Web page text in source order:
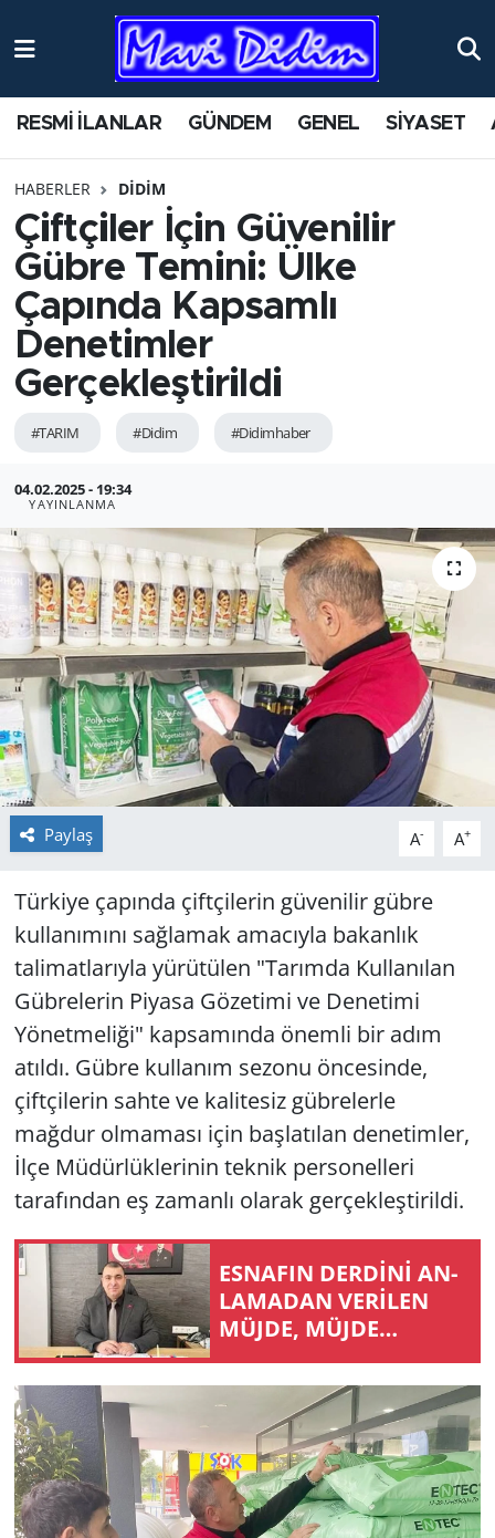
RESMİ İLANLAR GÜNDEM GENEL SİYASET
HABERLER DİDİM
Çiftçiler İçin Güvenilir
Gübre Temini: Ülke
Çapında Kapsamlı
Denetimler
Gerçekleştirildi
#TARIM #Didim #Didimhaber
04.02.2025 - 19:34
YAYINLANMA
Paylaş A- A+
Türkiye çapında çiftçilerin güvenilir gübre
kullanımını sağlamak amacıyla bakanlık
talimatlarıyla yürütülen "Tarımda Kullanılan
Gübrelerin Piyasa Gözetimi ve Denetimi
Yönetmeliği" kapsamında önemli bir adım
atıldı. Gübre kullanım sezonu öncesinde,
çiftçilerin sahte ve kalitesiz gübrelerle
mağdur olmaması için başlatılan denetimler,
İlçe Müdürlüklerinin teknik personelleri
tarafından eş zamanlı olarak gerçekleştirildi.
ES­NA­FIN DERDİNİ AN­
LA­MA­DAN VERİLEN
MÜJDE, MÜJDE
DEĞİLDİR!
ANTİK YERLER
AYDIN
BİLİM VE TEKNOLOJİ
ÇEVRE
EĞİTİM
EKONOMİ
GENEL
GÜNDEM
HABERDE İNSAN
KÜLTÜR SANAT
MAGAZİN
POLİTİKA
RESMİ İLANLAR
SİYASET
SPOR
Yerel
Nöbetçi Eczaneler
Namaz Vakitleri
Trafik Durumu
Süper Lig Puan Durumu ve Fikstür
Tüm Manşetler
Son Dakika Haberleri
Haber Arşivi